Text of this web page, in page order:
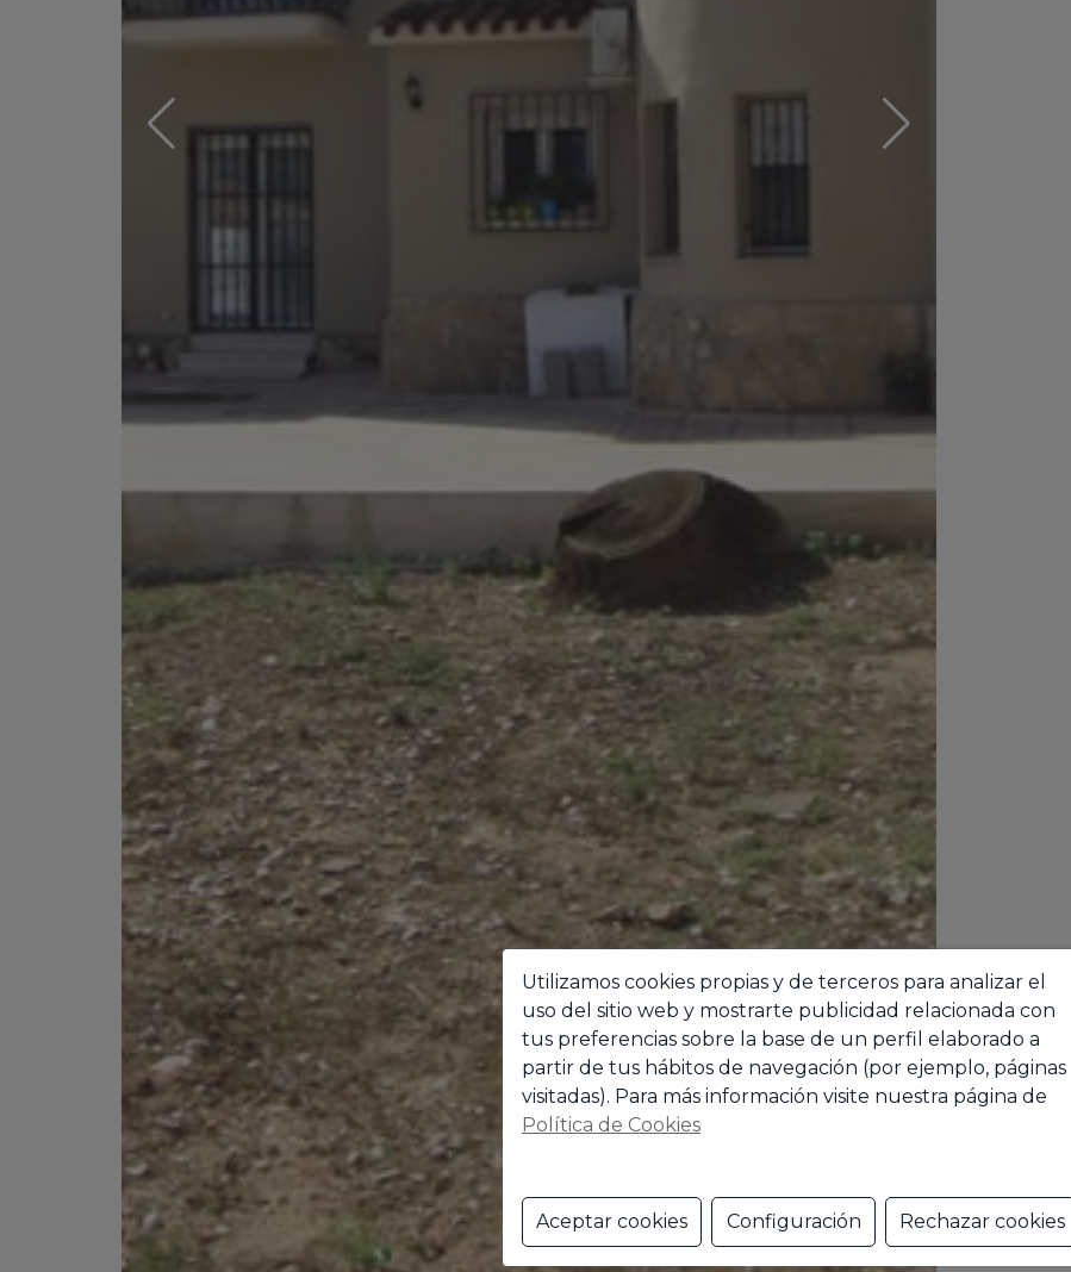
Utilizamos cookies propias y de terceros para analizar el
uso del sitio web y mostrarte publicidad relacionada con
tus preferencias sobre la base de un perfil elaborado a
partir de tus hábitos de navegación (por ejemplo, páginas
visitadas). Para más información visite nuestra página de
Política de Cookies
Aceptar cookies Configuración Rechazar cookies